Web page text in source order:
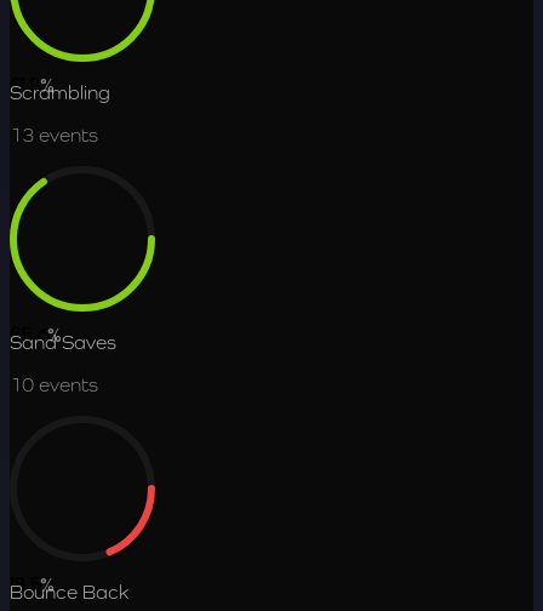
61.8%
Scrambling
13 events
65.4%
Sand Saves
10 events
18.5%
Bounce Back